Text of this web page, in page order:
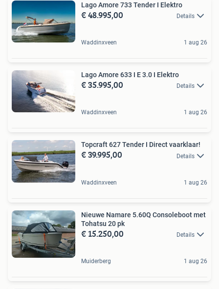
Lago Amore 733 Tender I Elektro
€ 48.995,00 Details
Waddinxveen 1 aug 26
Lago Amore 633 I E 3.0 I Elektro
€ 35.995,00 Details
Waddinxveen 1 aug 26
Topcraft 627 Tender I Direct vaarklaar!
€ 39.995,00 Details
Waddinxveen 1 aug 26
Nieuwe Namare 5.60Q Consoleboot met
Tohatsu 20 pk
€ 15.250,00 Details
Muiderberg 1 aug 26